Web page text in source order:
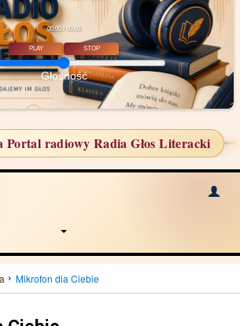
00:00 / 00:00
PLAY STOP
Głośność
Portal radiowy Radia Głos Literacki
Mikrofon dla Ciebie